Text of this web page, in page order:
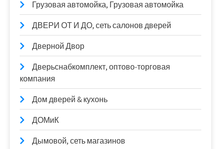
Грузовая автомойка, Грузовая автомойка
ДВЕРИ ОТ И ДО, сеть салонов дверей
Дверной Двор
Дверьснабкомплект, оптово-торговая
компания
Дом дверей & кухонь
ДОМиК
Дымовой, сеть магазинов